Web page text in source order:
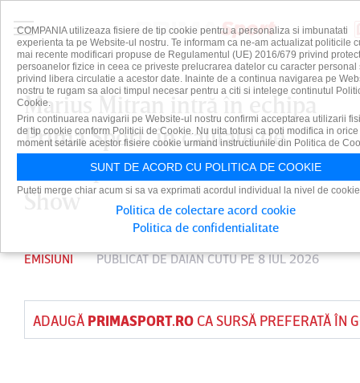
Marius Mitran intră în echipa
Prima Sport, în calitate de
invitat permanent la Fotbal
Show
EMISIUNI PUBLICAT DEDAIAN CUTUPE 8 IUL 2026
ADAUGĂ PRIMASPORT.ROCA SURSĂ PREFERATĂ ÎN
COMPANIA utilizeaza fisiere de tip cookie pentru a personaliza si imbunatati
experienta ta pe Website-ul nostru. Te informam ca ne-am actualizat politicile
mai recente modificari propuse de Regulamentul (UE) 2016/679 privind
persoanelor fizice in ceea ce priveste prelucrarea datelor cu caracter personal
privind libera circulatie a acestor date. Inainte de a continua navigarea pe
nostru te rugam sa aloci timpul necesar pentru a citi si intelege continutul
Cookie.
Prin continuarea navigarii pe Website-ul nostru confirmi acceptarea utilizarii
de tip cookie conform Politicii de Cookie. Nu uita totusi ca poti modifica in orice
moment setarile acestor fisiere cookie urmand instructiunile din Politica de
SUNT DE ACORD CU POLITICA DE COOKIE
Puteti merge chiar acum si sa va exprimati acordul individual la nivel de
Politica de colectare acord cookie
Politica de confidentialitate